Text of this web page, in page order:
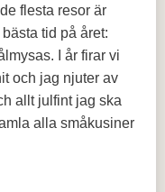
flesta resor är
tid på året:
I år firar vi
och jag njuter av
allt julfint jag ska
alla småkusiner